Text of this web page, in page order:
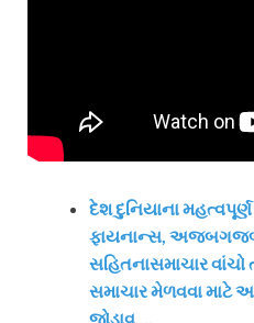
દેશ દુનિયાના
ફાયનાન્સ,
સહિતનાસમાચાર વાંચો
સમાચાર મેળવવા માટે
જોડાવ….